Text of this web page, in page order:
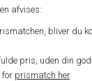
afvises:
bliver du
pris, uden din
for prismatch her.